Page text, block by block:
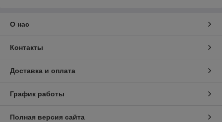
О нас
Контакты
Доставка и оплата
График работы
Полная версия сайта